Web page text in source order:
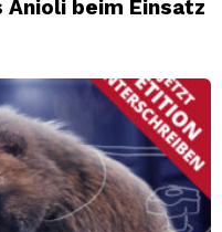
beim Einsatz